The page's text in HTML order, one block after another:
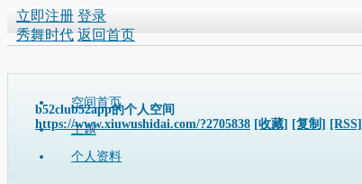
立即注册 登录
秀舞时代 返回首页
b52club52app的个人空间
https://www.xiuwushidai.com/?2705838 [收藏] [复制] [RSS]
空间首页
主题
个人资料